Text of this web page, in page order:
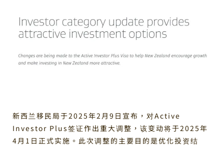
新西兰移民局于2025年2月9日宣布，对Active
Investor Plus签证作出重大调整，该变动将于2025年
4月1日正式实施。此次调整的主要目的是优化投资结